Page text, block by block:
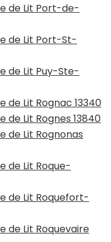
de Lit Port-de-
de Lit Port-St-
de Lit Puy-Ste-
de Lit Rognac 13340
de Lit Rognes 13840
de Lit Rognonas
de Lit Roque-
de Lit Roquefort-
de Lit Roquevaire